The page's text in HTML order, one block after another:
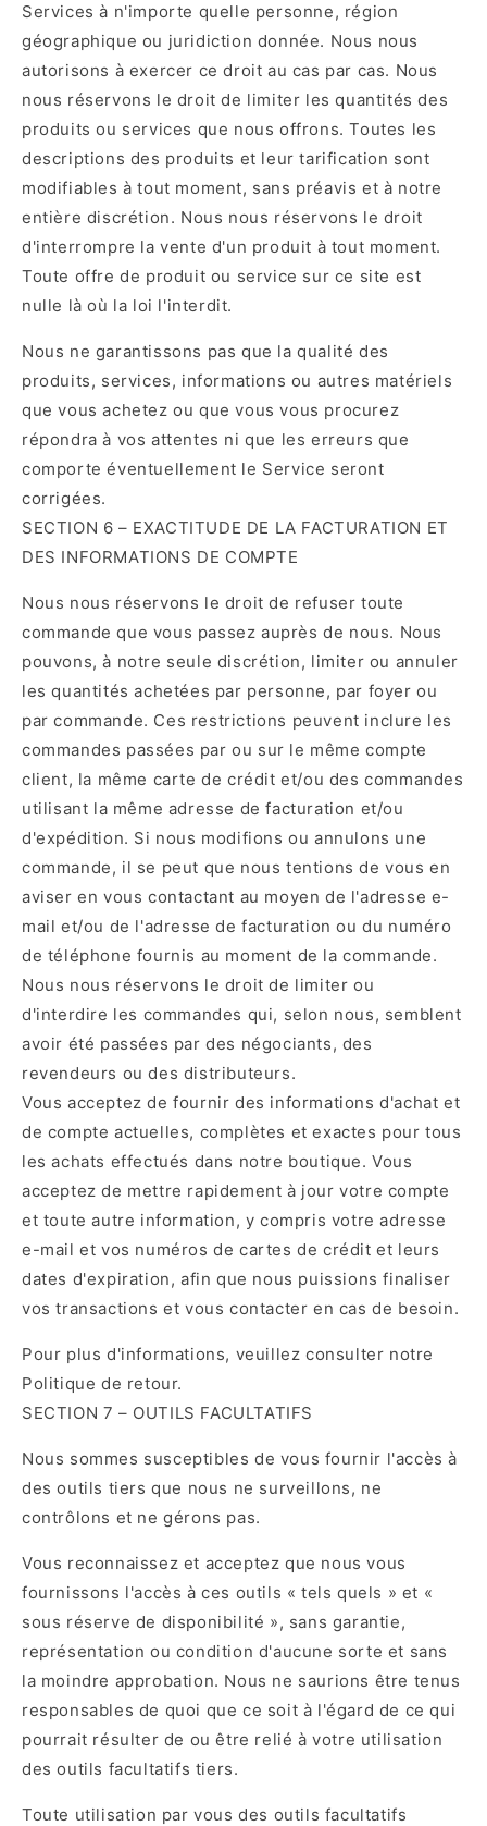
Services à n'importe quelle personne, région
géographique ou juridiction donnée. Nous nous
autorisons à exercer ce droit au cas par cas. Nous
nous réservons le droit de limiter les quantités des
produits ou services que nous offrons. Toutes les
descriptions des produits et leur tarification sont
modifiables à tout moment, sans préavis et à notre
entière discrétion. Nous nous réservons le droit
d'interrompre la vente d'un produit à tout moment.
Toute offre de produit ou service sur ce site est
nulle là où la loi l'interdit.
Nous ne garantissons pas que la qualité des
produits, services, informations ou autres matériels
que vous achetez ou que vous vous procurez
répondra à vos attentes ni que les erreurs que
comporte éventuellement le Service seront
corrigées.
SECTION 6 – EXACTITUDE DE LA FACTURATION ET
DES INFORMATIONS DE COMPTE
Nous nous réservons le droit de refuser toute
commande que vous passez auprès de nous. Nous
pouvons, à notre seule discrétion, limiter ou annuler
les quantités achetées par personne, par foyer ou
par commande. Ces restrictions peuvent inclure les
commandes passées par ou sur le même compte
client, la même carte de crédit et/ou des commandes
utilisant la même adresse de facturation et/ou
d'expédition. Si nous modifions ou annulons une
commande, il se peut que nous tentions de vous en
aviser en vous contactant au moyen de l'adresse e-
mail et/ou de l'adresse de facturation ou du numéro
de téléphone fournis au moment de la commande.
Nous nous réservons le droit de limiter ou
d'interdire les commandes qui, selon nous, semblent
avoir été passées par des négociants, des
revendeurs ou des distributeurs.
Vous acceptez de fournir des informations d'achat et
de compte actuelles, complètes et exactes pour tous
les achats effectués dans notre boutique. Vous
acceptez de mettre rapidement à jour votre compte
et toute autre information, y compris votre adresse
e-mail et vos numéros de cartes de crédit et leurs
dates d'expiration, afin que nous puissions finaliser
vos transactions et vous contacter en cas de besoin.
Pour plus d'informations, veuillez consulter notre
Politique de retour.
SECTION 7 – OUTILS FACULTATIFS
Nous sommes susceptibles de vous fournir l'accès à
des outils tiers que nous ne surveillons, ne
contrôlons et ne gérons pas.
Vous reconnaissez et acceptez que nous vous
fournissons l'accès à ces outils « tels quels » et «
sous réserve de disponibilité », sans garantie,
représentation ou condition d'aucune sorte et sans
la moindre approbation. Nous ne saurions être tenus
responsables de quoi que ce soit à l'égard de ce qui
pourrait résulter de ou être relié à votre utilisation
des outils facultatifs tiers.
Toute utilisation par vous des outils facultatifs